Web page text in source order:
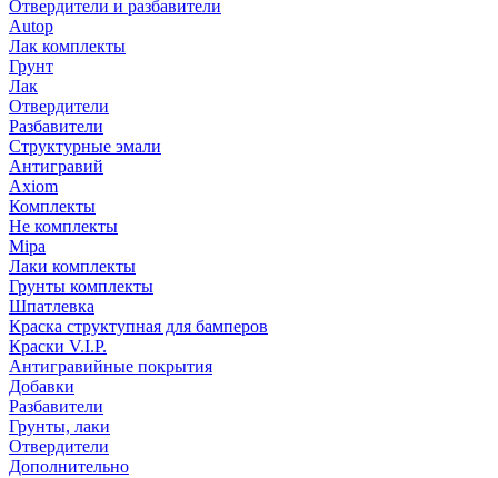
Отвердители и разбавители
Autop
Лак комплекты
Грунт
Лак
Отвердители
Разбавители
Структурные эмали
Антигравий
Axiom
Комплекты
Не комплекты
Mipa
Лаки комплекты
Грунты комплекты
Шпатлевка
Краска структупная для бамперов
Краски V.I.P.
Антигравийные покрытия
Добавки
Разбавители
Грунты, лаки
Отвердители
Дополнительно